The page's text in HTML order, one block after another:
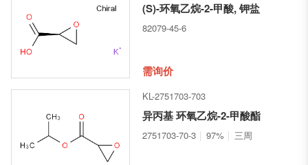
(S)-环氧乙烷-2-甲酸, 钾盐
82079-45-6
需询价
KL-2751703-703
异丙基 环氧乙烷-2-甲酸酯
2751703-70-3 97% 三周